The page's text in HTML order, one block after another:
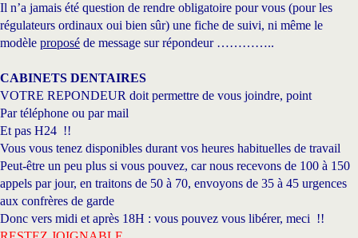
Il n’a jamais été question de rendre obligatoire pour vous (pour les
régulateurs ordinaux oui bien sûr) une fiche de suivi, ni même le
modèle proposé de message sur répondeur …………..
CABINETS DENTAIRES
VOTRE REPONDEUR doit permettre de vous joindre, point
Par téléphone ou par mail
Et pas H24 !!
Vous vous tenez disponibles durant vos heures habituelles de travail
Peut-être un peu plus si vous pouvez, car nous recevons de 100 à 150
appels par jour, en traitons de 50 à 70, envoyons de 35 à 45 urgences
aux confrères de garde
Donc vers midi et après 18H : vous pouvez vous libérer, meci !!